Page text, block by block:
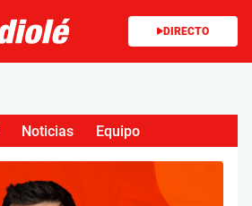
DIRECTO
Noticias Equipo